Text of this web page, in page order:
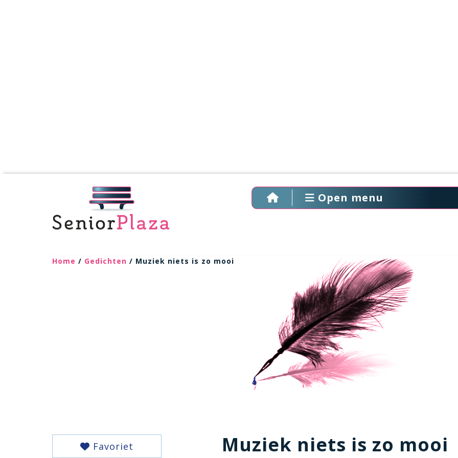
Open menu
Home / Gedichten / Muziek niets is zo mooi
Favoriet Muziek niets is zo mooi